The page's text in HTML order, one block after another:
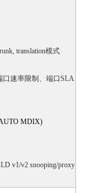
translation模式
口速率限制、端口SLA
MDIX)
v1/v2 snooping/proxy